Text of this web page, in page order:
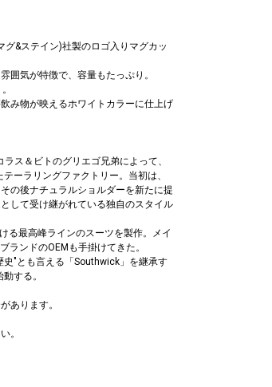
&ステイン)社製のロゴ入りマグカッ
囲気が特徴で、容量もたっぷり。
み物が映えるホワイトカラーに仕上げ
ス＆ビトのグリエゴ兄弟によって、
ーラリングファクトリー。当初は、
の後ナチュラルショルダーを新たに提
して受け継がれている独自のスタイル
る最高峰ラインのスーツを製作。メイ
ランドのOEMも手掛けてきた。
"とも言える「Southwick」を継承す
する。
あります。
。